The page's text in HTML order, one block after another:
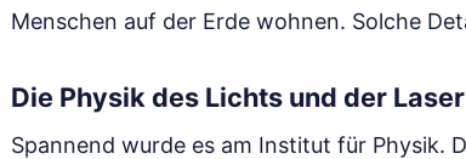
Menschen auf der Erde wohnen. Solche
Die Physik des Lichts und der Laser
Spannend wurde es am Institut für Physik.